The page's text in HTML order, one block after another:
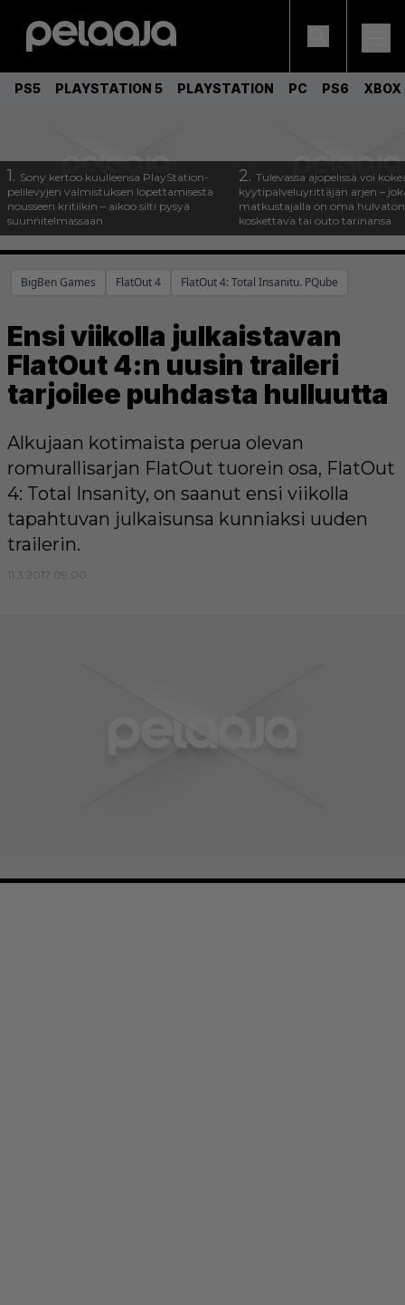
PS5 PLAYSTATION 5 PLAYSTATION PC PS6 XBOX
1. Sony kertoo kuulleensa PlayStation-
pelilevyjen valmistuksen lopettamisesta
nousseen kritiikin – aikoo silti pysyä
suunnitelmassaan
2. Tulevassa ajopelissä voi
kyytipalveluyrittäjän arjen –
matkustajalla on oma
koskettava tai outo tarinansa
BigBen Games FlatOut 4 FlatOut 4: Total Insanitu. PQube
Ensi viikolla julkaistavan
FlatOut 4:n uusin traileri
tarjoilee puhdasta hulluutta
Alkujaan kotimaista perua olevan
romurallisarjan FlatOut tuorein osa, FlatOut
4: Total Insanity, on saanut ensi viikolla
tapahtuvan julkaisunsa kunniaksi uuden
trailerin.
11.3.2017 09:00